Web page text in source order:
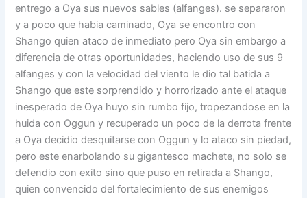
entrego a Oya sus nuevos sables (alfanges). se separaron
y a poco que habia caminado, Oya se encontro con
Shango quien ataco de inmediato pero Oya sin embargo a
diferencia de otras oportunidades, haciendo uso de sus 9
alfanges y con la velocidad del viento le dio tal batida a
Shango que este sorprendido y horrorizado ante el ataque
inesperado de Oya huyo sin rumbo fijo, tropezandose en la
huida con Oggun y recuperado un poco de la derrota frente
a Oya decidio desquitarse con Oggun y lo ataco sin piedad,
pero este enarbolando su gigantesco machete, no solo se
defendio con exito sino que puso en retirada a Shango,
quien convencido del fortalecimiento de sus enemigos